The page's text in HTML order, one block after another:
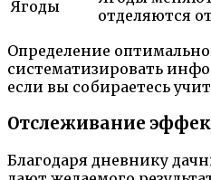
Ягоды
отделяются
Определение
систематизировать
если вы собираетесь
Отслеживание
Благодаря дневнику